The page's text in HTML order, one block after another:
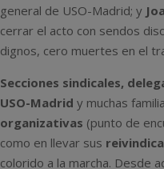
general de USO-Madrid; y
cerrar el acto con sendos
dignos, cero muertes en el
Secciones sindicales,
USO-Madrid y muchas
organizativas (punto de
como en llevar sus
colorido a la marcha. Desde